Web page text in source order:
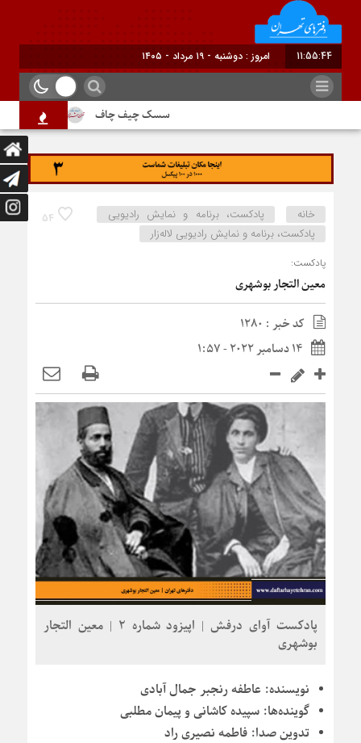
11:55:45 امروز : دوشنبه - ۱۹ مرداد - ۱۴۰۵
سسک چیف چاف دم جنبانک ابلق
54 خانه
پادکست، برنامه و نمایش رادیویی
پادکست، برنامه و نمایش رادیویی لاله‌زار
پادکست:
معین التجار بوشهری
کد خبر : 1280
14 دسامبر 2022 - 1:57
پادکست آوای درفش | اپیزود شماره 2 | معین التجار
بوشهری
نویسنده: عاطفه رنجبر جمال آبادی
گوینده‌ها: سپیده کاشانی و پیمان مطلبی
تدوین صدا: فاطمه نصیری راد